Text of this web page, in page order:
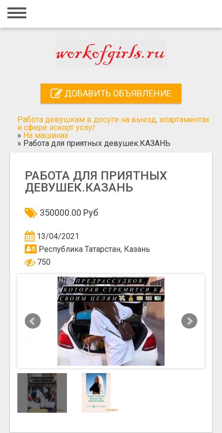
Главная
Регистрация
Добавить объявление
Поиск
ДОБАВИТЬ ОБЪЯВЛЕНИЕ
Работа девушкам в досуге на выезд, апартаментах
и сфере эскорт услуг.
» На машинах
» Работа для приятных девушек.КАЗАНЬ
РАБОТА ДЛЯ ПРИЯТНЫХ
ДЕВУШЕК.КАЗАНЬ
350000.00 Руб
13/04/2021
Республика Татарстан, Казань
750